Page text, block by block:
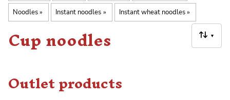
Noodles‪» Instant noodles ‪» Instant wheat noodles‪»
▼
Cup noodles
Outlet products